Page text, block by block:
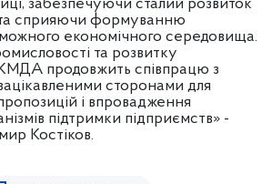
забезпечуючи сталий розвиток
сприяючи формуванню
економічного середовища.
та розвитку
продовжить співпрацю з
сторонами для
і впровадження
підтримки підприємств» -
Костіков.